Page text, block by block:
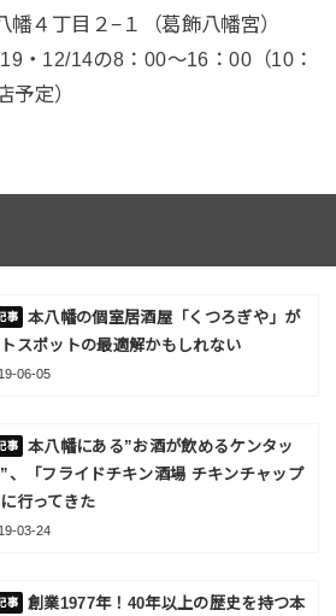
４丁目２−１（葛飾八幡宮）
・12/14の8：00〜16：00（10：
予定）
本八幡の個室居酒屋「くつろぎや」が
スポットの最適解かもしれない
06-05
本八幡にある”お酒が飲めるケンタッ
、「フライドチキン酒場 チキンチャップ
行ってきた
03-24
創業1977年！40年以上の歴史を持つ本